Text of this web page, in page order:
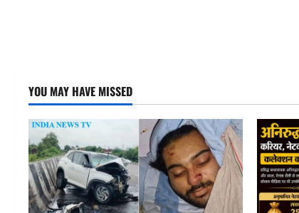
YOU MAY HAVE MISSED